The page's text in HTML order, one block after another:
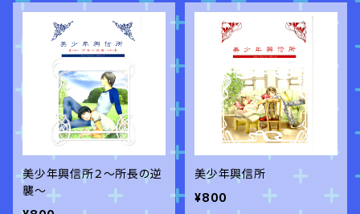
美少年興信所２～所長の逆
襲～
美少年興信所
¥800